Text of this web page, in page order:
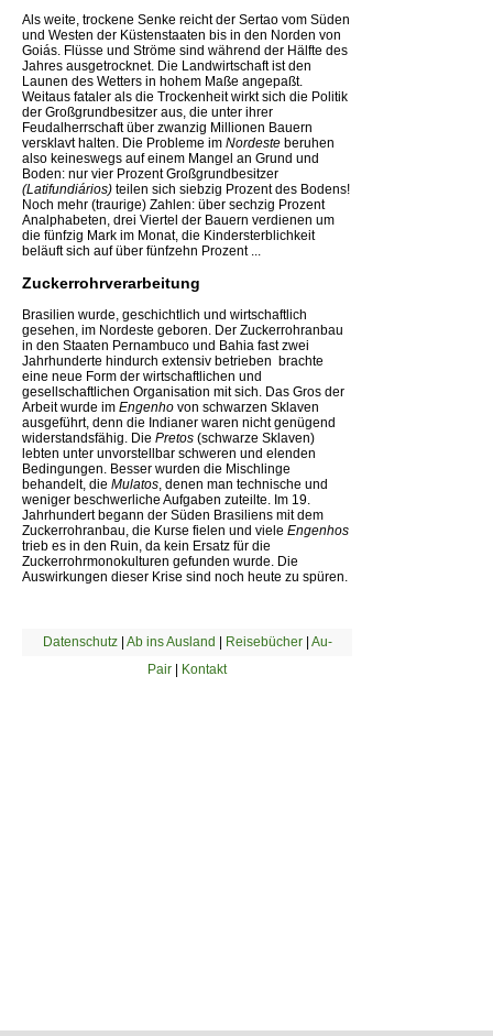
Als weite, trockene Senke reicht der Sertao vom Süden
und Westen der Küstenstaaten bis in den Norden von
Goiás. Flüsse und Ströme sind während der Hälfte des
Jahres ausgetrocknet. Die Landwirtschaft ist den
Launen des Wetters in hohem Maße angepaßt.
Weitaus fataler als die Trockenheit wirkt sich die Politik
der Großgrundbesitzer aus, die unter ihrer
Feudalherrschaft über zwanzig Millionen Bauern
versklavt halten. Die Probleme im Nordeste beruhen
also keineswegs auf einem Mangel an Grund und
Boden: nur vier Prozent Großgrundbesitzer
(Latifundiários) teilen sich siebzig Prozent des Bodens!
Noch mehr (traurige) Zahlen: über sechzig Prozent
Analphabeten, drei Viertel der Bauern verdienen um
die fünfzig Mark im Monat, die Kindersterblichkeit
beläuft sich auf über fünfzehn Prozent ...
Zuckerrohrverarbeitung
Brasilien wurde, geschichtlich und wirtschaftlich
gesehen, im Nordeste geboren. Der Zuckerrohranbau 
in den Staaten Pernambuco und Bahia fast zwei
Jahrhunderte hindurch extensiv betrieben  brachte
eine neue Form der wirtschaftlichen und
gesellschaftlichen Organisation mit sich. Das Gros der
Arbeit wurde im Engenho von schwarzen Sklaven
ausgeführt, denn die Indianer waren nicht genügend
widerstandsfähig. Die Pretos (schwarze Sklaven)
lebten unter unvorstellbar schweren und elenden
Bedingungen. Besser wurden die Mischlinge
behandelt, die Mulatos , denen man technische und
weniger beschwerliche Aufgaben zuteilte. Im 19.
Jahrhundert begann der Süden Brasiliens mit dem
Zuckerrohranbau, die Kurse fielen und viele Engenhos
trieb es in den Ruin, da kein Ersatz für die
Zuckerrohrmonokulturen gefunden wurde. Die
Auswirkungen dieser Krise sind noch heute zu spüren.
Datenschutz| Ab ins Ausland | Reisebücher| Au-
Pair | Kontakt